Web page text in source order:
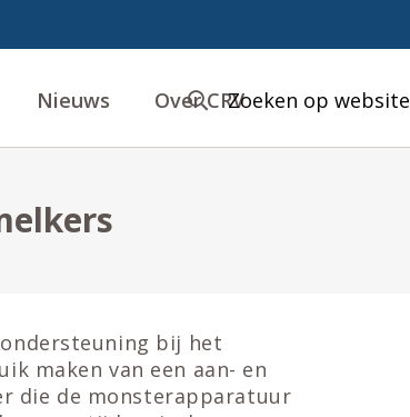
Nieuws Over CRVZoeken op website
bij het
maken van een aan- en
die de monsterapparatuur